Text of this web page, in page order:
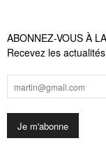
ABONNEZ-VOUS À
Recevez les